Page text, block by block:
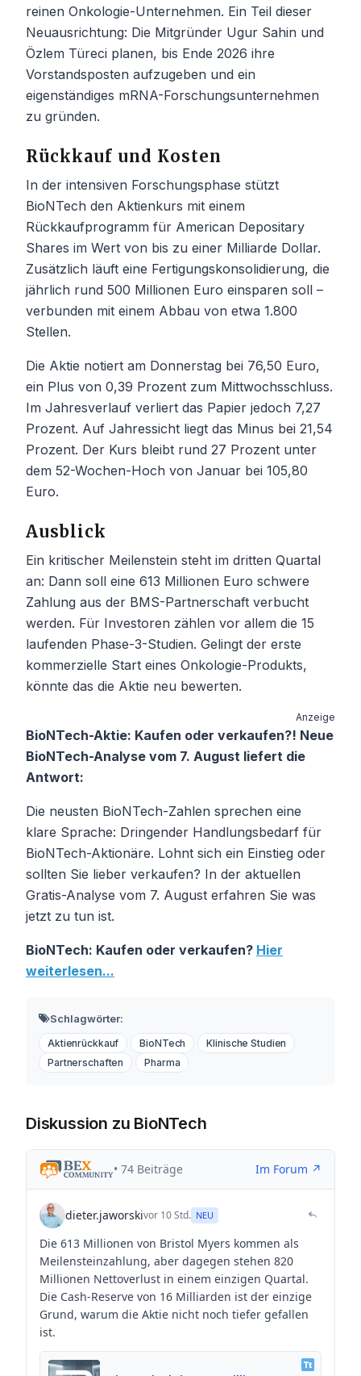
reinen Onkologie-Unternehmen. Ein Teil dieser
Neuausrichtung: Die Mitgründer Ugur Sahin und
Özlem Türeci planen, bis Ende 2026 ihre
Vorstandsposten aufzugeben und ein
eigenständiges mRNA-Forschungsunternehmen
zu gründen.
Rückkauf und Kosten
In der intensiven Forschungsphase stützt
BioNTech den Aktienkurs mit einem
Rückkaufprogramm für American Depositary
Shares im Wert von bis zu einer Milliarde Dollar.
Zusätzlich läuft eine Fertigungskonsolidierung, die
jährlich rund 500 Millionen Euro einsparen soll –
verbunden mit einem Abbau von etwa 1.800
Stellen.
Die Aktie notiert am Donnerstag bei 76,50 Euro,
ein Plus von 0,39 Prozent zum Mittwochsschluss.
Im Jahresverlauf verliert das Papier jedoch 7,27
Prozent. Auf Jahressicht liegt das Minus bei 21,54
Prozent. Der Kurs bleibt rund 27 Prozent unter
dem 52-Wochen-Hoch von Januar bei 105,80
Euro.
Ausblick
Ein kritischer Meilenstein steht im dritten Quartal
an: Dann soll eine 613 Millionen Euro schwere
Zahlung aus der BMS-Partnerschaft verbucht
werden. Für Investoren zählen vor allem die 15
laufenden Phase-3-Studien. Gelingt der erste
kommerzielle Start eines Onkologie-Produkts,
könnte das die Aktie neu bewerten.
Anzeige
BioNTech-Aktie: Kaufen oder verkaufen?! Neue
BioNTech-Analyse vom 7. August liefert die
Antwort:
Die neusten BioNTech-Zahlen sprechen eine
klare Sprache: Dringender Handlungsbedarf für
BioNTech-Aktionäre. Lohnt sich ein Einstieg oder
sollten Sie lieber verkaufen? In der aktuellen
Gratis-Analyse vom 7. August erfahren Sie was
jetzt zu tun ist.
BioNTech: Kaufen oder verkaufen? Hier
weiterlesen...
Schlagwörter:
Aktienrückkauf BioNTech
Klinische Studien
Partnerschaften
Pharma
Diskussion zu BioNTech